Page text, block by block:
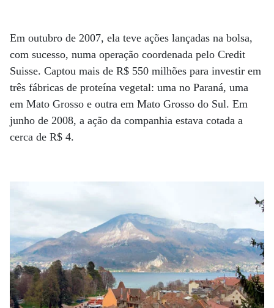
Em outubro de 2007, ela teve ações lançadas na bolsa,
com sucesso, numa operação coordenada pelo Credit
Suisse. Captou mais de R$ 550 milhões para investir em
três fábricas de proteína vegetal: uma no Paraná, uma
em Mato Grosso e outra em Mato Grosso do Sul. Em
junho de 2008, a ação da companhia estava cotada a
cerca de R$ 4.